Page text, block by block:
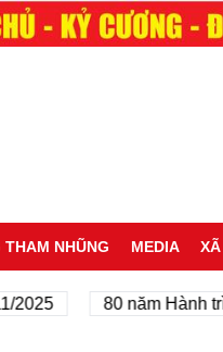
THAM NHŨNG MEDIA
80 năm Hành trình